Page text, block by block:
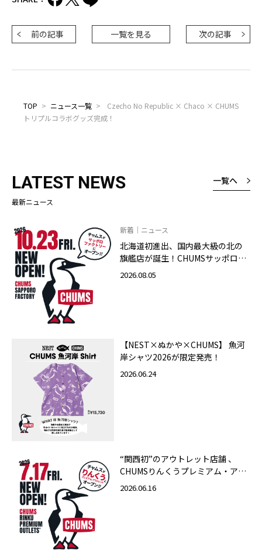
前の記事 一覧を見る 次の記事
TOP > ニュース一覧 >
Czecho No Republic × Chaco × CHUMS
トリプルコラボグッズ完成！
LATEST NEWS
最新ニュース
一覧へ
新着｜ニュース
北海道初進出、国内最大級の北の
旗艦店が誕生！CHUMSサッポロフ
ァクトリー店 2026年10月23日
2026.08.05
【NEST×ぬかや×CHUMS】 魚河
岸シャツ2026が限定発売！
2026.06.24
“関西初”のアウトレット店舗 、
CHUMSりんくうプレミアム・アウ
トレット店 2026年7月17日（金）
2026.06.16